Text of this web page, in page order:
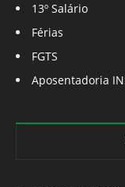
13º Salário
Férias
FGTS
Aposentadoria